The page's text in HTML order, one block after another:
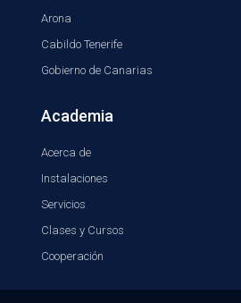
Arona
Cabildo Tenerife
Gobierno de Canarias
Academia
Acerca de
Instalaciones
Servicios
Clases y Cursos
Cooperación